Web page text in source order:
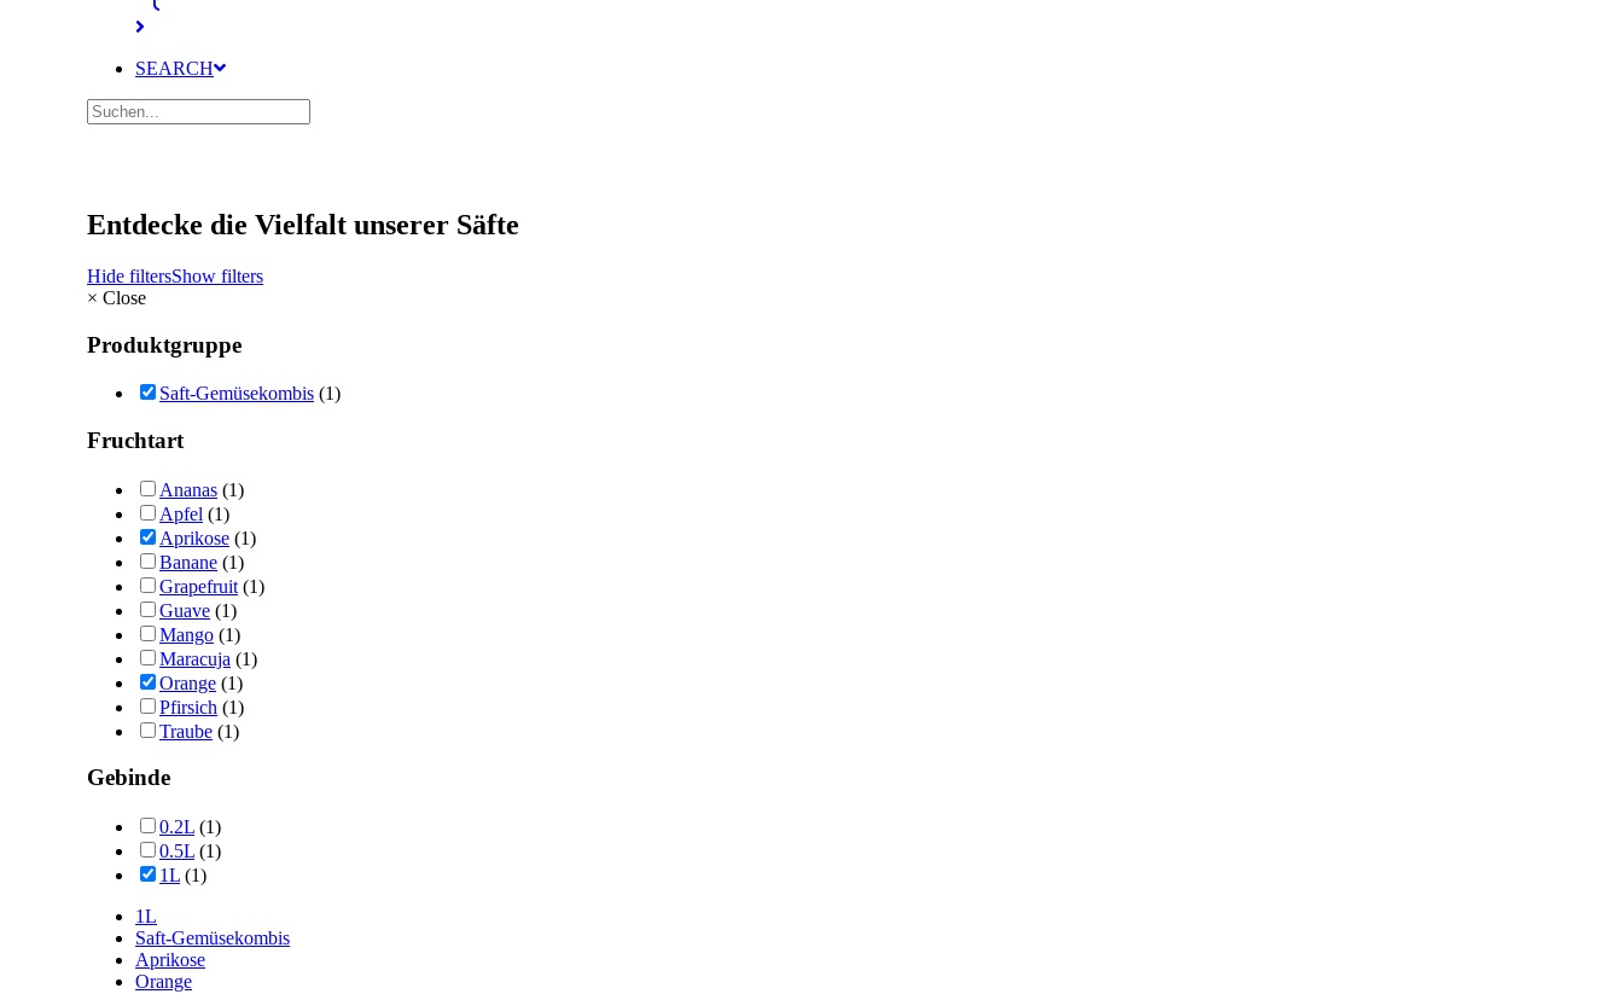
SEARCH
Entdecke die Vielfalt unserer Säfte
Hide filtersShow filters
× Close
Produktgruppe
Saft-Gemüsekombis (1)
Fruchtart
Ananas (1)
Apfel (1)
Aprikose (1)
Banane (1)
Grapefruit (1)
Guave (1)
Mango (1)
Maracuja (1)
Orange (1)
Pfirsich (1)
Traube (1)
Gebinde
0.2L (1)
0.5L (1)
1L (1)
1L
Saft-Gemüsekombis
Aprikose
Orange